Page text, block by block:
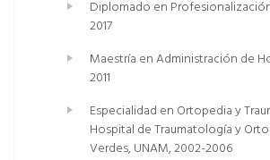
Siempre que es posible, el
constituye la primera alternativa
un abordaje integral que combina
tratamiento farmacológico,
de vida y seguimiento clínico, la
pacientes logra una evolución
de cirugía. Cuando el tratamiento
indicado, el objetivo es ofrecer
Diplomado en
2017
Maestría en Administración de
2011
Especialidad en Ortopedia y
Hospital de Traumatología y
Verdes, UNAM, 2002-2006